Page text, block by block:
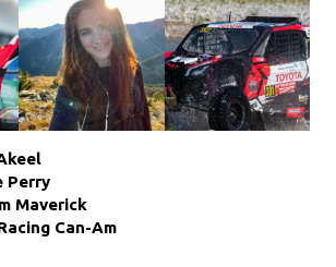
Perry
Maverick
Can-Am